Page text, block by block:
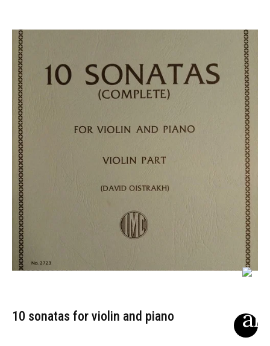
10 sonatas for violin and piano